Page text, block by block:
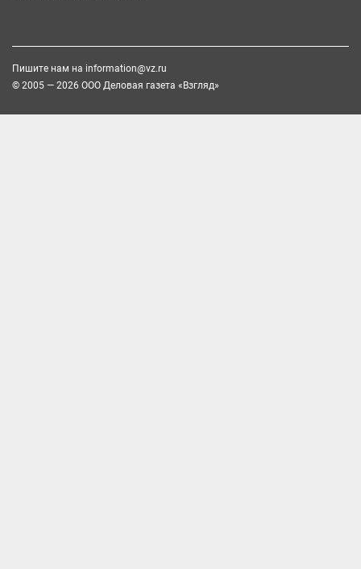
Пишите нам на information@vz.ru
© 2005 — 2026 ООО Деловая газета «Взгляд»